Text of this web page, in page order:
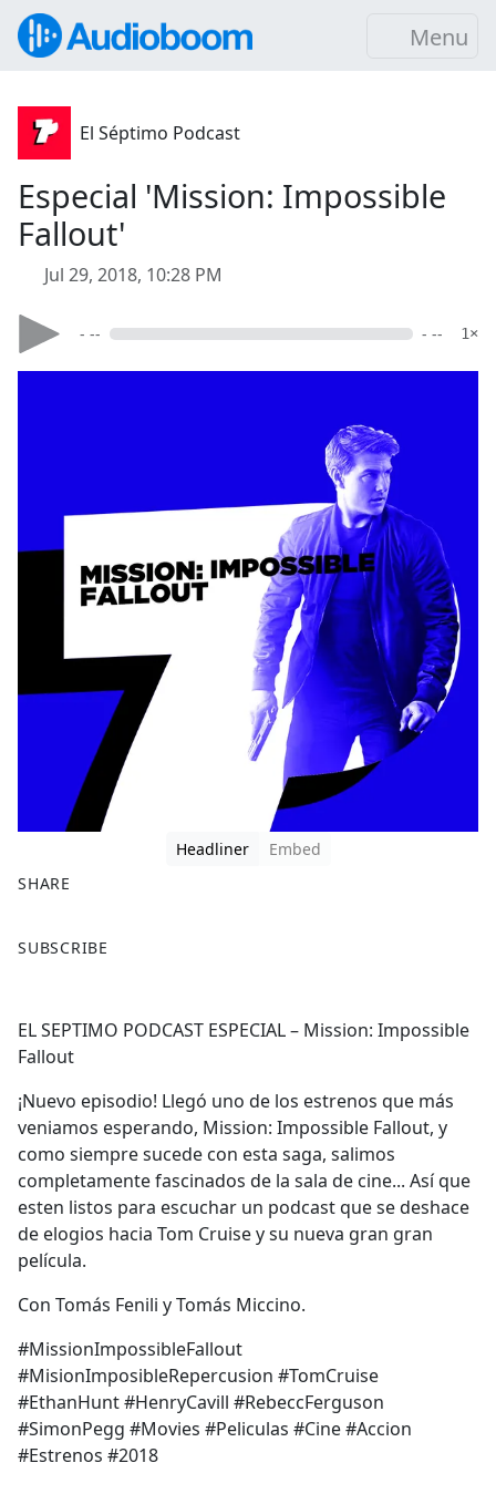
Menu
El Séptimo Podcast
Especial 'Mission: Impossible
Fallout'
Jul 29, 2018, 10:28 PM
- -- - -- 1×
Headliner
Embed
SHARE
a
b
o
o
k
SUBSCRIBE
EL SEPTIMO PODCAST ESPECIAL – Mission: Impossible
Fallout
¡Nuevo episodio! Llegó uno de los estrenos que más
veniamos esperando, Mission: Impossible Fallout, y
como siempre sucede con esta saga, salimos
completamente fascinados de la sala de cine... Así que
esten listos para escuchar un podcast que se deshace
de elogios hacia Tom Cruise y su nueva gran gran
película.
Con Tomás Fenili y Tomás Miccino.
#MissionImpossibleFallout
#MisionImposibleRepercusion #TomCruise
#EthanHunt #HenryCavill #RebeccFerguson
#SimonPegg #Movies #Peliculas #Cine #Accion
#Estrenos #2018